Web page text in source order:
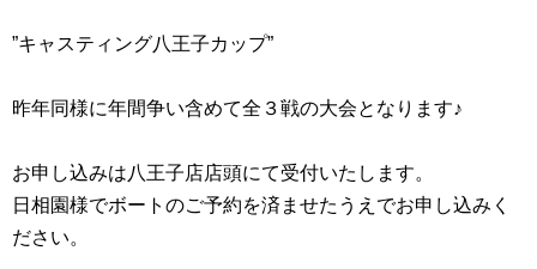
”キャスティング八王子カップ”
昨年同様に年間争い含めて全３戦の大会となります♪
お申し込みは八王子店店頭にて受付いたします。
日相園様でボートのご予約を済ませたうえでお申し込みく
ださい。